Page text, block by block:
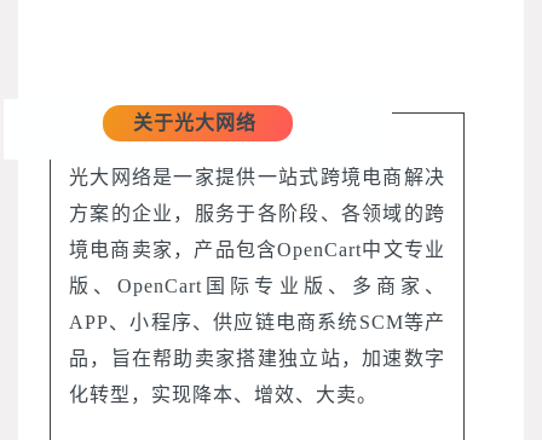
关于光大网络
光大网络是一家提供一站式跨境电商解决
方案的企业，服务于各阶段、各领域的跨
境电商卖家，产品包含OpenCart中文专业
版、OpenCart国际专业版、多商家、
APP、小程序、供应链电商系统SCM等产
品，旨在帮助卖家搭建独立站，加速数字
化转型，实现降本、增效、大卖。